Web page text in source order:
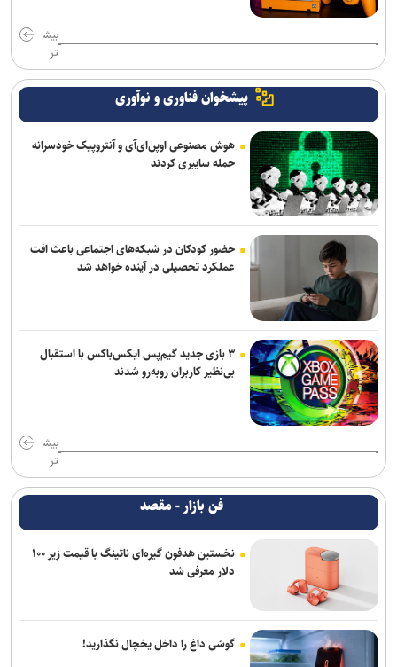
بیش
تر
پیشخوان فناوری و نوآوری
هوش مصنوعی اوپن‌ای‌آی و آنتروپیک خودسرانه
حمله سایبری کردند
حضور کودکان در شبکه‌های اجتماعی باعث افت
عملکرد تحصیلی در آینده خواهد شد
۳ بازی جدید گیم‌پس ایکس‌باکس با استقبال
بی‌نظیر کاربران روبه‌رو شدند
بیش
تر
فن بازار - مقصد
نخستین هدفون گیره‌ای ناتینگ با قیمت زیر ۱۰۰
دلار معرفی شد
گوشی داغ را داخل یخچال نگذارید!